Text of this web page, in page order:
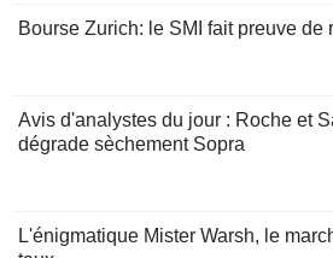
Bourse Zurich: le SMI fait preuve de
Avis d'analystes du jour : Roche et
dégrade sèchement Sopra
L'énigmatique Mister Warsh, le